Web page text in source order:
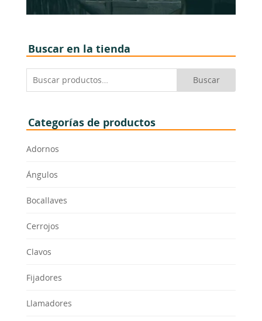
Buscar en la tienda
Buscar
Categorías de productos
Adornos
Ángulos
Bocallaves
Cerrojos
Clavos
Fijadores
Llamadores